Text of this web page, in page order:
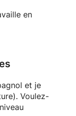
en
du niveau A1
de la
suivants:
avec
de
et je
Voulez-